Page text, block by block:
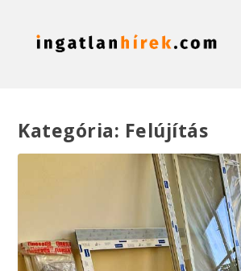
Kategória: Felújítás